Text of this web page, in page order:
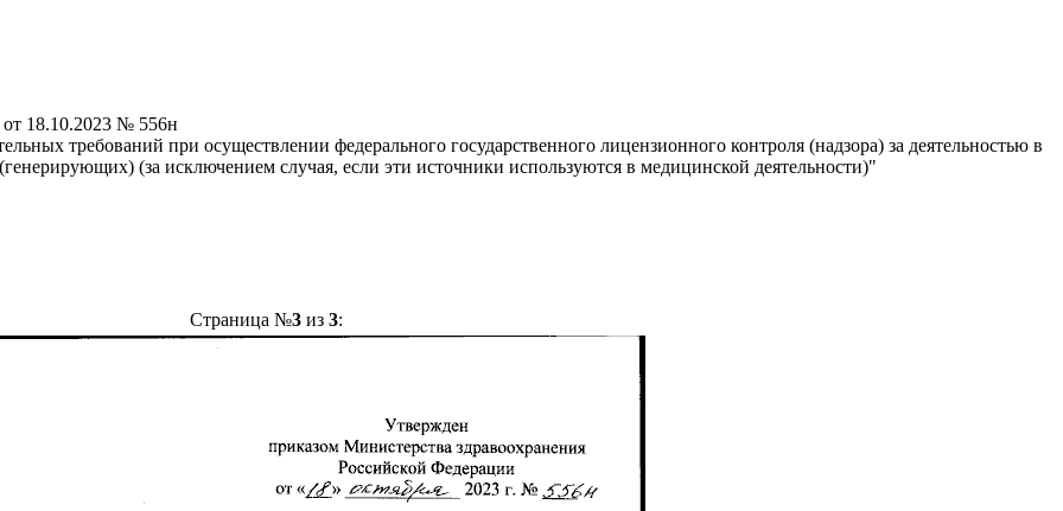
18.10.2023 № 556н
требований при осуществлении федерального государственного лицензионного контроля (надзора) за деятельностью в
(за исключением случая, если эти источники используются в медицинской деятельности)"
Страница №3из 3: